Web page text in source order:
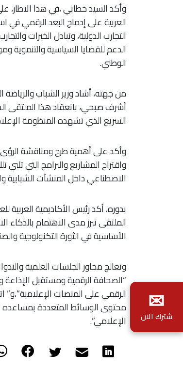
وأكد السيد خطابي ،في هذا
العربية على إدماج البعد الرقمي
التجارب الدولية، وتبادل الخبرات
الدعم للقضايا السياسية
الوطني.
من جهته، أشاد وزير الشباب
أشرف صبحي، بانعقاد هذا الملتقى
السريع الذي تشهده المنظومة
وأكد على أهمية طرح ومناقشة الرؤى
واقتراح المشاريع والبرامج التي تلبي
الاصطناعي داخل المنشآت الشبابية
بدوره، أكد رئيس الأكاديمية العربية
الملتقى تبرز مدى الاهتمام
الأساسية في الثورة التكنولوجية
وتعالج محاور الجلسات العلمية
“الصحافة الرقمية ومستقبل الإذاعة
الرقمي على المنصات
محتوى الوسائط المتعددة بمساعده
الإعلامي”.
✉
شترك الآن